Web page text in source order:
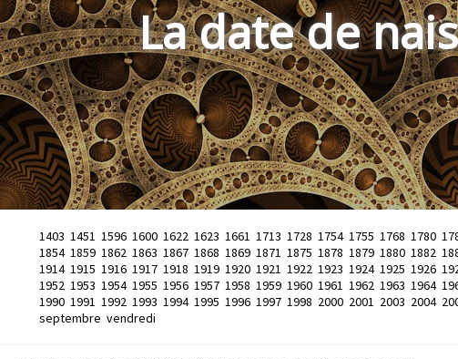
La date de
1403 1451 1596 1600 1622 1623 1661 1713 1728 1754 1755 1768 1780
1854 1859 1862 1863 1867 1868 1869 1871 1875 1878 1879 1880 1882
1914 1915 1916 1917 1918 1919 1920 1921 1922 1923 1924 1925 1926
1952 1953 1954 1955 1956 1957 1958 1959 1960 1961 1962 1963 1964
1990 1991 1992 1993 1994 1995 1996 1997 1998 2000 2001 2003 2004
septembre vendredi